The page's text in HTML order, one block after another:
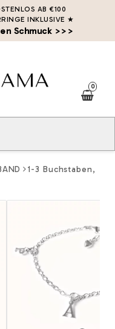
AB €100
INKLUSIVE ★
Schmuck >>>
0
1-3 Buchstaben,